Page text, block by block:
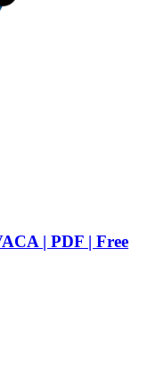
| PDF | Free